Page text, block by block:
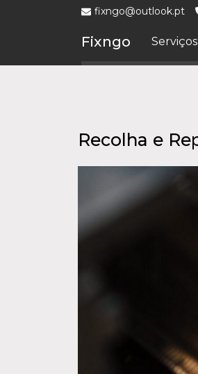
fixngo@outlook.pt
Fixngo Serviços
Recolha e